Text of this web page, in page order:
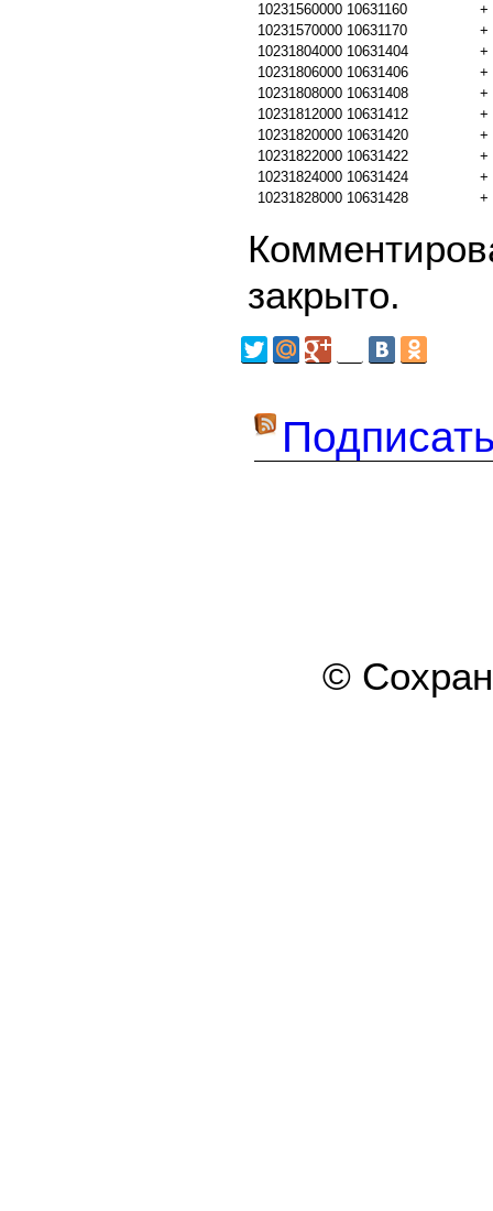
10231560000 10631160
+
10231570000 10631170
+
10231804000 10631404
+
10231806000 10631406
+
10231808000 10631408
+
10231812000 10631412
+
10231820000 10631420
+
10231822000 10631422
+
10231824000 10631424
+
10231828000 10631428 +
закрыто.
©